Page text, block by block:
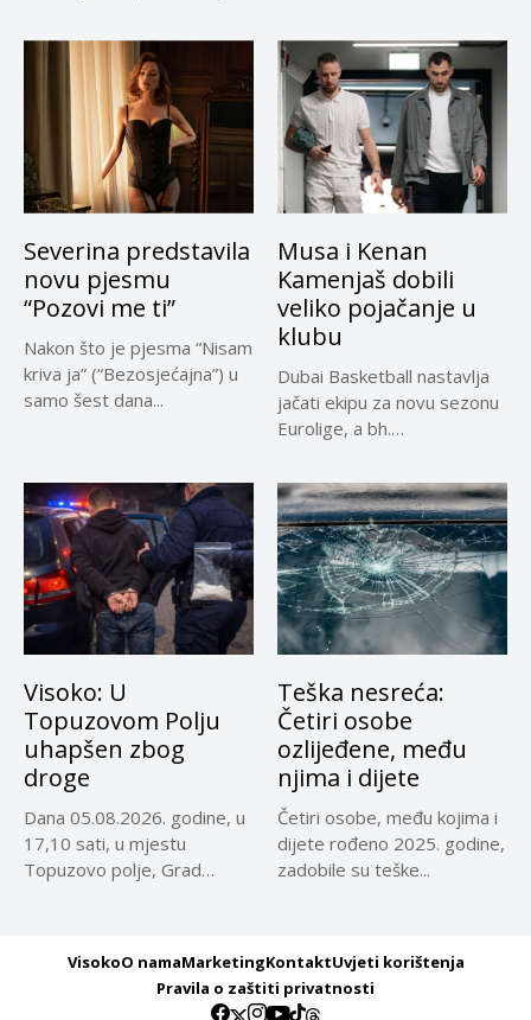
privremeno...
Severina predstavila
novu pjesmu
“Pozovi me ti”
Nakon što je pjesma “Nisam
kriva ja” (“Bezosjećajna”) u
samo šest dana...
Musa i Kenan
Kamenjaš dobili
veliko pojačanje u
klubu
Dubai Basketball nastavlja
jačati ekipu za novu sezonu
Eurolige, a bh.
Visoko: U
Topuzovom Polju
uhapšen zbog
droge
Dana 05.08.2026. godine, u
17,10 sati, u mjestu
Topuzovo polje, Grad
Teška nesreća:
Četiri osobe
ozlijeđene, među
njima i dijete
Četiri osobe, među kojima i
dijete rođeno 2025. godine,
zadobile su teške...
VisokoO namaMarketingKontaktUvjeti korištenja
Pravila o zaštiti privatnosti